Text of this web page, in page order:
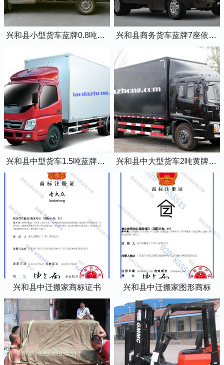
兴和县小型货车蓝牌0.8吨小卡车 兴和县商务货车蓝牌7座依维柯全顺车
兴和县中型货车1.5吨蓝牌4米2厢式货车 兴和县中大型货车2吨黄牌5米2厢式货车
兴和县中迁搬家商标证书 兴和县中迁搬家图形商标